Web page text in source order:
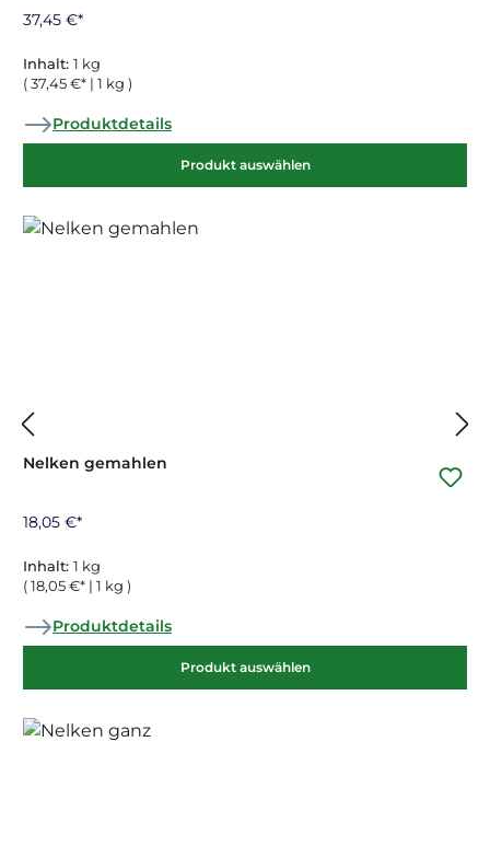
37,45 €*
Inhalt: 1 kg
( 37,45 €* | 1 kg )
Produktdetails
Produkt auswählen
Nelken gemahlen
18,05 €*
Inhalt: 1 kg
( 18,05 €* | 1 kg )
Produktdetails
Produkt auswählen